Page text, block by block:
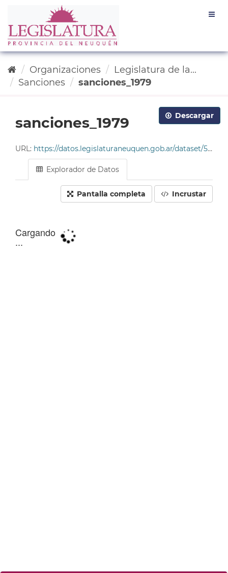
contenido
Organizaciones
Legislatura de la...
Sanciones
sanciones_1979
Descargar
sanciones_1979
URL: https://datos.legislaturaneuquen.gob.ar/dataset/585c96da-4678-49cf-9ddc-e2c93214563b/resource/363190cb-024b-44b4-a211-9b7bd3675832/download/tabla_sanciones_1979.csv
Explorador de Datos
Pantalla completa Incrustar